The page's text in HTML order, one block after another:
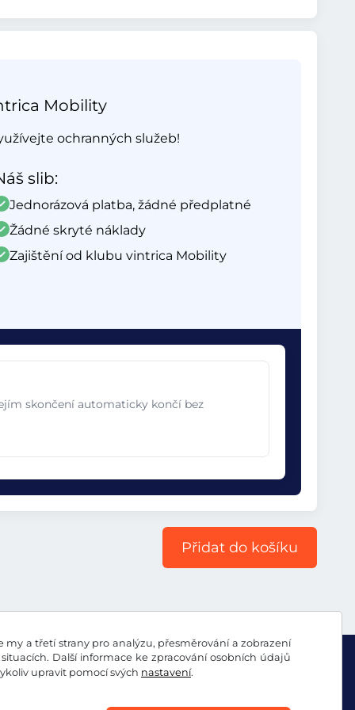
a třetí strany pro analýzu, přesměrování a zobrazení
Další informace ke zpracování osobních údajů
upravit pomocí svých nastavení.
Mobility
ochranných služeb!
slib:
Jednorázová platba, žádné předplatné
Žádné skryté náklady
Zajištění od klubu vintrica Mobility
skončení automaticky končí bez
Přidat do košíku